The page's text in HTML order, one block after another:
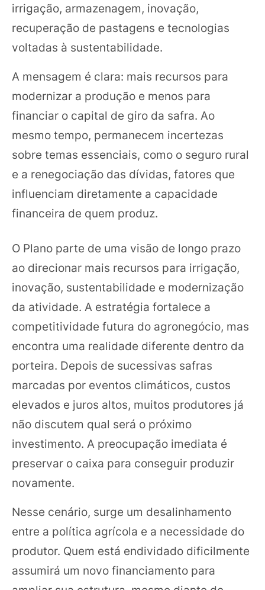
irrigação, armazenagem, inovação,
recuperação de pastagens e tecnologias
voltadas à sustentabilidade.
A mensagem é clara: mais recursos para
modernizar a produção e menos para
financiar o capital de giro da safra. Ao
mesmo tempo, permanecem incertezas
sobre temas essenciais, como o seguro rural
e a renegociação das dívidas, fatores que
influenciam diretamente a capacidade
financeira de quem produz.
O Plano parte de uma visão de longo prazo
ao direcionar mais recursos para irrigação,
inovação, sustentabilidade e modernização
da atividade. A estratégia fortalece a
competitividade futura do agronegócio, mas
encontra uma realidade diferente dentro da
porteira. Depois de sucessivas safras
marcadas por eventos climáticos, custos
elevados e juros altos, muitos produtores já
não discutem qual será o próximo
investimento. A preocupação imediata é
preservar o caixa para conseguir produzir
novamente.
Nesse cenário, surge um desalinhamento
entre a política agrícola e a necessidade do
produtor. Quem está endividado dificilmente
assumirá um novo financiamento para